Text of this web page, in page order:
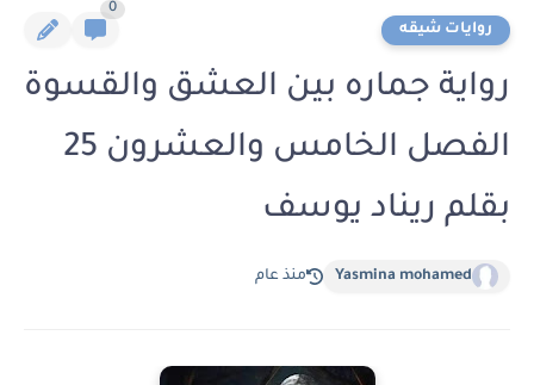
روايات شيقه
0
رواية جماره بين العشق والقسوة
الفصل الخامس والعشرون 25
بقلم ريناد يوسف
Yasmina mohamed منذ عام